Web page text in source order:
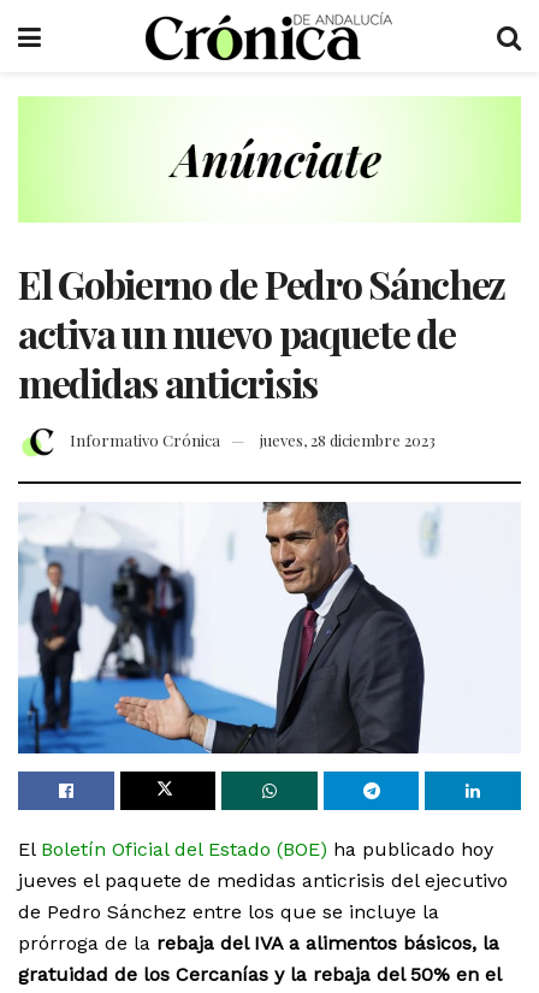
El Gobierno de Pedro Sánchez
activa un nuevo paquete de
medidas anticrisis
Informativo Crónica jueves, 28 diciembre 2023
El Boletín Oficial del Estado (BOE) ha publicado hoy
jueves el paquete de medidas anticrisis del ejecutivo
de Pedro Sánchez entre los que se incluye la
prórroga de la rebaja del IVA a alimentos básicos, la
gratuidad de los Cercanías y la rebaja del 50% en el